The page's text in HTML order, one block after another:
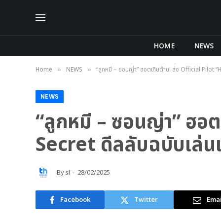
HOME NEWS
Home » NEWS » “ลูกหมี – ซอนญ่า” ฮอตเกินต้าน! ส่ง Official Pilot
NEWS
“ลูกหมี – ซอนญ่า” ฮ
Secret ดีลลับฉบับเล่น
Bysl 28/02/2025
Facebook Twitter